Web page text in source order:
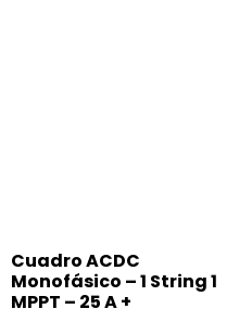
Cuadro ACDC
Monofásico – 1 String 1
MPPT – 25 A +